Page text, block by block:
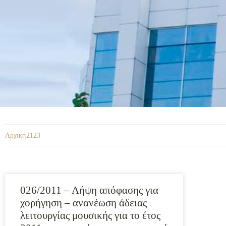
Αρχική2123
026/2011 – Λήψη απόφασης για
χορήγηση – ανανέωση άδειας
λειτουργίας μουσικής για το έτος